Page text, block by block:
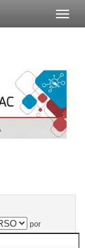
por